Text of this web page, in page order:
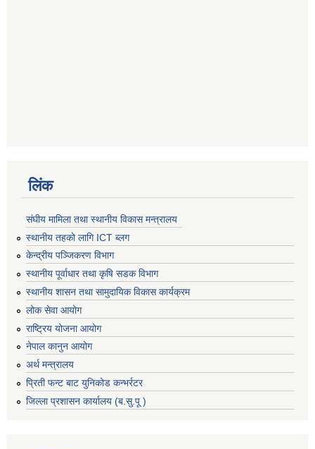
लिंक
संघीय मामिला तथा स्थानीय विकास मन्त्रालय
स्थानीय तहको लागि ICT ब्लग
केन्द्रीय पञ्जिकरण विभाग
स्थानीय पूर्वाधार तथा कृषि सडक विभाग
स्थानीय शासन तथा सामुदायिक विकास कार्यक्रम
लोक सेवा आयोग
राष्ट्रिय योजना आयोग
नेपाल कानुन आयोग
अर्थ मन्त्रालय
प्रिती फन्ट बाट युनिकोड कन्भर्रटर
जिल्ला प्रशासन कार्यालय (ब.सु.पू )